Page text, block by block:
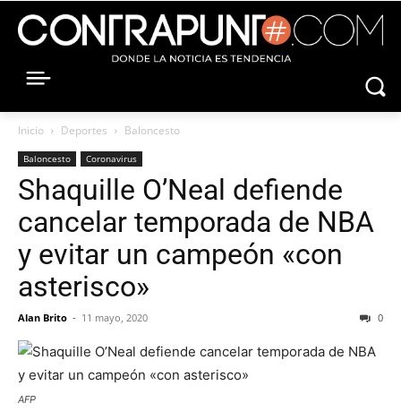
Inicio Deportes Baloncesto
Baloncesto Coronavirus
Shaquille O’Neal defiende
cancelar temporada de NBA
y evitar un campeón «con
asterisco»
Alan Brito - 11 mayo, 2020 0
AFP